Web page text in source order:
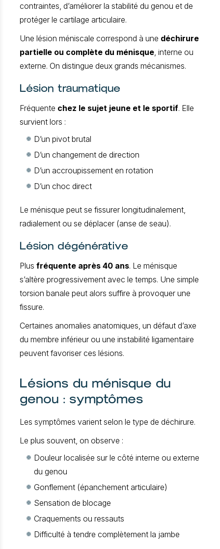
contraintes, d’améliorer la stabilité du genou et de
protéger le cartilage articulaire.
Une lésion méniscale correspond à une déchirure
partielle ou complète du ménisque , interne ou
externe. On distingue deux grands mécanismes.
Lésion traumatique
Fréquente chez le sujet jeune et le sportif. Elle
survient lors :
D’un pivot brutal
D’un changement de direction
D’un accroupissement en rotation
D’un choc direct
Le ménisque peut se fissurer longitudinalement,
radialement ou se déplacer (anse de seau).
Lésion dégénérative
Plus fréquente après 40 ans. Le ménisque
s’altère progressivement avec le temps. Une simple
torsion banale peut alors suffire à provoquer une
fissure.
Certaines anomalies anatomiques, un défaut d’axe
du membre inférieur ou une instabilité ligamentaire
peuvent favoriser ces lésions.
Lésions du ménisque du
genou : symptômes
Les symptômes varient selon le type de déchirure.
Le plus souvent, on observe :
Douleur localisée sur le côté interne ou externe
du genou
Gonflement (épanchement articulaire)
Sensation de blocage
Craquements ou ressauts
Difficulté à tendre complètement la jambe